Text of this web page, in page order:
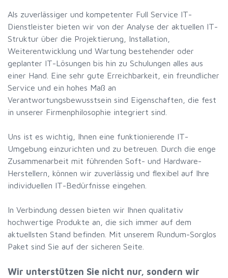
Als zuverlässiger und kompetenter Full Service IT-
Dienstleister bieten wir von der Analyse der aktuellen IT-
Struktur über die Projektierung, Installation,
Weiterentwicklung und Wartung bestehender oder
geplanter IT-Lösungen bis hin zu Schulungen alles aus
einer Hand. Eine sehr gute Erreichbarkeit, ein freundlicher
Service und ein hohes Maß an
Verantwortungsbewusstsein sind Eigenschaften, die fest
in unserer Firmenphilosophie integriert sind.
Uns ist es wichtig, Ihnen eine funktionierende IT-
Umgebung einzurichten und zu betreuen. Durch die enge
Zusammenarbeit mit führenden Soft- und Hardware-
Herstellern, können wir zuverlässig und flexibel auf Ihre
individuellen IT-Bedürfnisse eingehen.
In Verbindung dessen bieten wir Ihnen qualitativ
hochwertige Produkte an, die sich immer auf dem
aktuellsten Stand befinden. Mit unserem Rundum-Sorglos
Paket sind Sie auf der sicheren Seite.
Wir unterstützen Sie nicht nur, sondern wir